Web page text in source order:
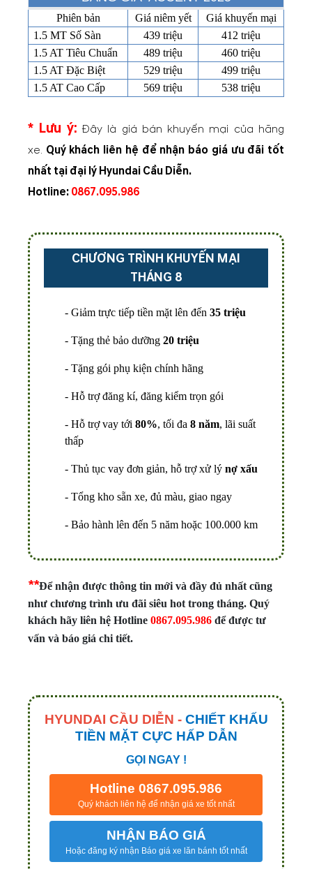
Phiên bản Giá niêm yết
Giá khuyến mại
1.5 MT Số Sàn
439 triệu
412 triệu
1.5 AT Tiêu Chuẩn
489 triệu
460 triệu
1.5 AT Đặc Biệt
529 triệu
499 triệu
1.5 AT Cao Cấp
569 triệu 538 triệu
* Lưu ý: Đây là giá bán khuyến mại của hãng
xe. Quý khách liên hệ để nhận báo giá ưu đãi tốt
nhất tại đại lý Hyundai Cầu Diễn.
Hotline: 0867.095.986
CHƯƠNG TRÌNH KHUYẾN MẠI
THÁNG 8
- Giảm trực tiếp tiền mặt lên đến 35 triệu
- Tặng thẻ bảo dưỡng 20 triệu
- Tặng gói phụ kiện chính hãng
- Hỗ trợ đăng kí, đăng kiểm trọn gói
- Hỗ trợ vay tới 80%, tối đa 8 năm, lãi suất
thấp
- Thủ tục vay đơn giản, hỗ trợ xử lý nợ xấu
- Tổng kho sẵn xe, đủ màu, giao ngay
- Bảo hành lên đến 5 năm hoặc 100.000 km
**Để nhận được thông tin mới và đầy đủ nhất cũng
như chương trình ưu đãi siêu hot trong tháng. Quý
khách hãy liên hệ Hotline 0867.095.986 để được tư
vấn và báo giá chi tiết.
HYUNDAI CẦU DIỄN - CHIẾT KHẤU
TIỀN MẶT CỰC HẤP DẪN
GỌI NGAY !
Hotline 0867.095.986
Quý khách liên hệ để nhận giá xe tốt nhất
NHẬN BÁO GIÁ
Hoặc đăng ký nhận Báo giá xe lăn bánh tốt nhất